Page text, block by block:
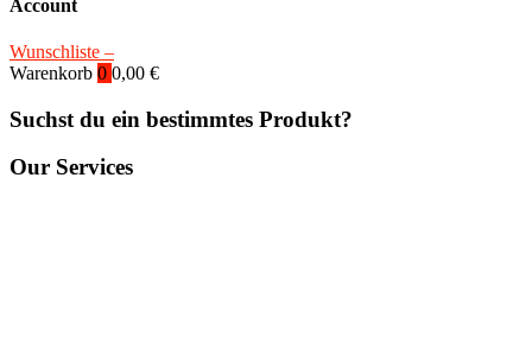
Account
Wunschliste –
Warenkorb 0 0,00 €
Suchst du ein bestimmtes Produkt?
Our Services